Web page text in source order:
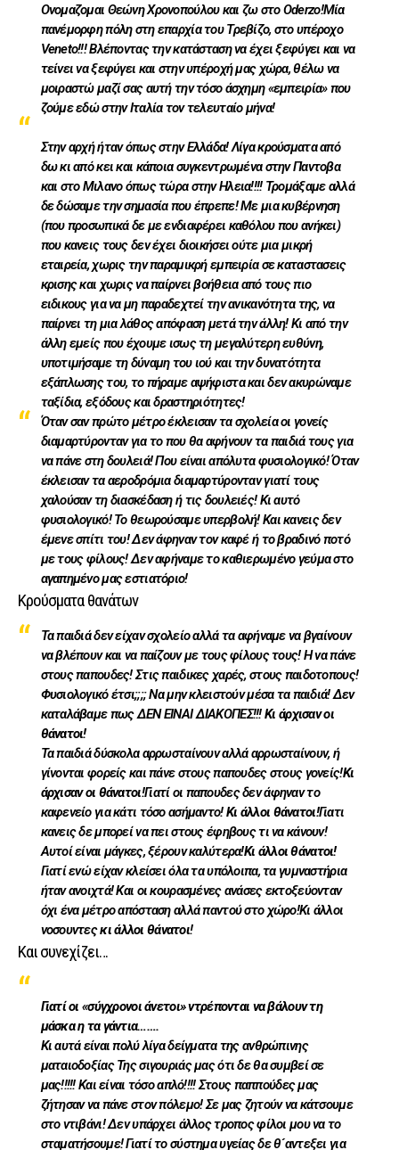
Ονομαζομαι Θεώνη Χρονοπούλου και ζω στο Oderzo!Μία
πανέμορφη πόλη στη επαρχία του Τρεβίζο, στο υπέροχο
Veneto!!! Βλέποντας την κατάσταση να έχει ξεφύγει και να
τείνει να ξεφύγει και στην υπέροχή μας χώρα, θέλω να
μοιραστώ μαζί σας αυτή την τόσο άσχημη «εμπειρία» που
ζούμε εδώ στην Ιταλία τον τελευταίο μήνα!
Στην αρχή ήταν όπως στην Ελλάδα! Λίγα κρούσματα από
δω κι από κει και κάποια συγκεντρωμένα στην Παντοβα
και στο Μιλανο όπως τώρα στην Ηλεια!!!! Τρομάξαμε αλλά
δε δώσαμε την σημασία που έπρεπε! Με μια κυβέρνηση
(που προσωπικά δε με ενδιαφέρει καθόλου που ανήκει)
που κανεις τους δεν έχει διοικήσει ούτε μια μικρή
εταιρεία, χωρις την παραμικρή εμπειρία σε καταστασεις
κρισης και χωρις να παίρνει βοήθεια από τους πιο
ειδικους για να μη παραδεχτεί την ανικανότητα της, να
παίρνει τη μια λάθος απόφαση μετά την άλλη! Κι από την
άλλη εμείς που έχουμε ισως τη μεγαλύτερη ευθύνη,
υποτιμήσαμε τη δύναμη του ιού και την δυνατότητα
εξάπλωσης του, το πήραμε αψήφιστα και δεν ακυρώναμε
ταξίδια, εξόδους και δραστηριότητες!
Όταν σαν πρώτο μέτρο έκλεισαν τα σχολεία οι γονείς
διαμαρτύρονταν για το που θα αφήνουν τα παιδιά τους για
να πάνε στη δουλειά! Που είναι απόλυτα φυσιολογικό! Όταν
έκλεισαν τα αεροδρόμια διαμαρτύρονταν γιατί τους
χαλούσαν τη διασκέδαση ή τις δουλειές! Κι αυτό
φυσιολογικό! Το θεωρούσαμε υπερβολή! Και κανεις δεν
έμενε σπίτι του! Δεν άφηναν τον καφέ ή το βραδινό ποτό
με τους φίλους! Δεν αφήναμε το καθιερωμένο γεύμα στο
αγαπημένο μας εστιατόριο!
Κρούσματα θανάτων
Τα παιδιά δεν είχαν σχολείο αλλά τα αφήναμε να βγαίνουν
να βλέπουν και να παίζουν με τους φίλους τους! Η να πάνε
στους παπουδες! Στις παιδικες χαρές, στους παιδοτοπους!
Φυσιολογικό έτσι;;;; Να μην κλειστούν μέσα τα παιδιά! Δεν
καταλάβαμε πως ΔΕΝ ΕΙΝΑΙ ΔΙΑΚΟΠΕΣ!!!Κι άρχισαν οι
θάνατοι!
Τα παιδιά δύσκολα αρρωσταίνουν αλλά αρρωσταίνουν, ή
γίνονται φορείς και πάνε στους παπουδες στους γονείς!Κι
άρχισαν οι θάνατοι!Γιατί οι παπουδες δεν άφηναν το
καφενείο για κάτι τόσο ασήμαντο!Κι άλλοι θάνατοι!Γιατι
κανεις δε μπορεί να πει στους έφηβους τι να κάνουν!
Αυτοί είναι μάγκες, ξέρουν καλύτερα!Κι άλλοι θάνατοι!
Γιατί ενώ είχαν κλείσει όλα τα υπόλοιπα, τα γυμναστήρια
ήταν ανοιχτά! Και οι κουρασμένες ανάσες εκτοξεύονταν
όχι ένα μέτρο απόσταση αλλά παντού στο χώρο!Κι άλλοι
νοσουντεςκι άλλοι θάνατοι!
Και συνεχίζει…
Γιατί οι «σύγχρονοι άνετοι» ντρέπονται να βάλουν τη
μάσκα η τα γάντια…….
Κι αυτά είναι πολύ λίγα δείγματα της ανθρώπινης
ματαιοδοξίας Της σιγουριάς μας ότι δε θα συμβεί σε
μας!!!!! Και είναι τόσο απλό!!!! Στους παππούδες μας
ζήτησαν να πάνε στον πόλεμο! Σε μας ζητούν να κάτσουμε
στο ντιβάνι! Δεν υπάρχει άλλος τροπος φίλοι μου να το
σταματήσουμε! Γιατί το σύστημα υγείας δε θ´αντεξει για